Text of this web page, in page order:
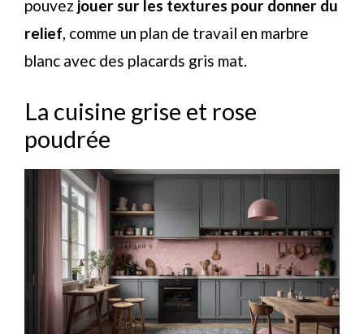
pouvez jouer sur les textures pour donner du
relief, comme un plan de travail en marbre
blanc avec des placards gris mat.
La cuisine grise et rose
poudrée